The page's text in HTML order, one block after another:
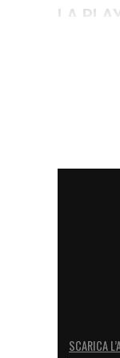
LA
SCARICA